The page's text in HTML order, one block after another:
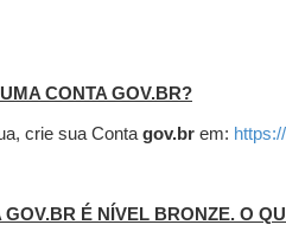
CONTA GOV.BR?
crie sua Conta gov.br em:
GOV.BR É NÍVEL BRONZE. O